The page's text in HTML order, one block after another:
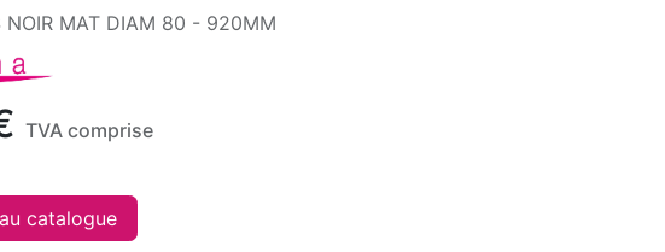
NOIR MAT DIAM 80 - 920MM
TVA comprise
catalogue